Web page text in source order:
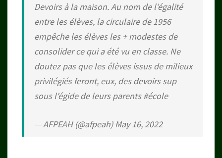
Devoirs à la maison. Au nom de l’égalité
entre les élèves, la circulaire de 1956
empêche les élèves les + modestes de
consolider ce qui a été vu en classe. Ne
doutez pas que les élèves issus de milieux
privilégiés feront, eux, des devoirs sup
sous l'égide de leurs parents#école
— AFPEAH (@afpeah)May 16, 2022